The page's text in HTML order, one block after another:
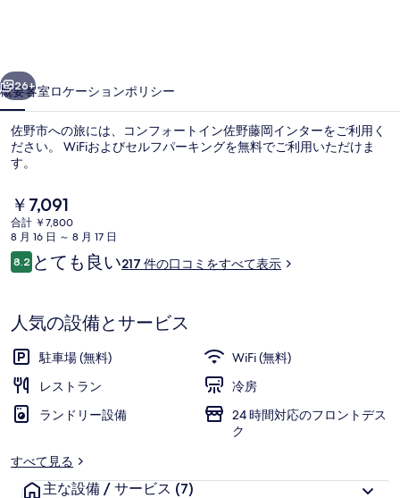
ン
佐
野
藤
岡
イ
ン
ー
写
真
ギ
ャ
次へ
26+
概要客室ロケーションポリシー
佐野市への旅には、コンフォートイン佐野藤岡インターをご利用く
ださい。 WiFiおよびセルフパーキングを無料でご利用いただけま
す。
現
在
の
料
金
で
す
￥7,091
合計 ￥7,800
8 月 16 日 ～ 8 月 17 日
口
コ
8.210段階中8.2
とても良い217 件の口コミをすべて表示
人気の設備とサービス
駐車場 (無料)
WiFi (無料)
レストラン
冷房
ランドリー設備
24 時間対応のフロントデス
ク
すべて見る
主な設備 / サービス (7)